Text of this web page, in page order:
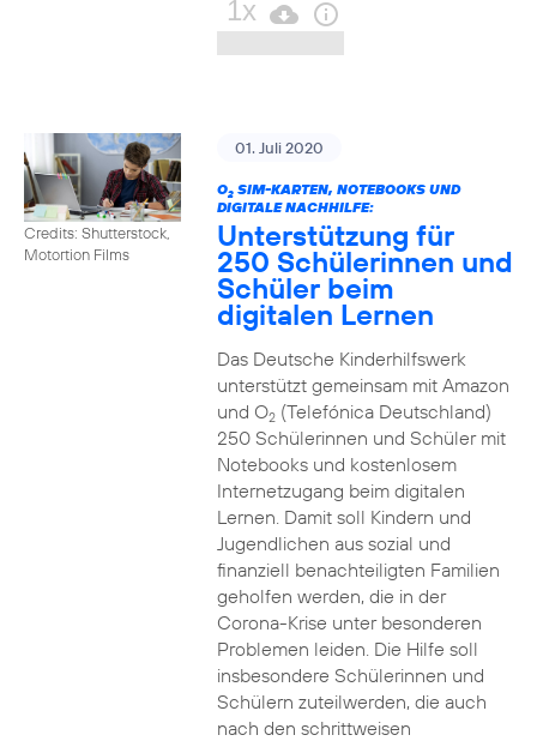
Credits: Shutterstock,
Motortion Films
01. Juli 2020
O2SIM-KARTEN, NOTEBOOKS UND
DIGITALE NACHHILFE:
Unterstützung für
250 Schülerinnen und
Schüler beim
digitalen Lernen
Das Deutsche Kinderhilfswerk
unterstützt gemeinsam mit Amazon
und O2(Telefónica Deutschland)
250 Schülerinnen und Schüler mit
Notebooks und kostenlosem
Internetzugang beim digitalen
Lernen. Damit soll Kindern und
Jugendlichen aus sozial und
finanziell benachteiligten Familien
geholfen werden, die in der
Corona-Krise unter besonderen
Problemen leiden. Die Hilfe soll
insbesondere Schülerinnen und
Schülern zuteilwerden, die auch
nach den schrittweisen